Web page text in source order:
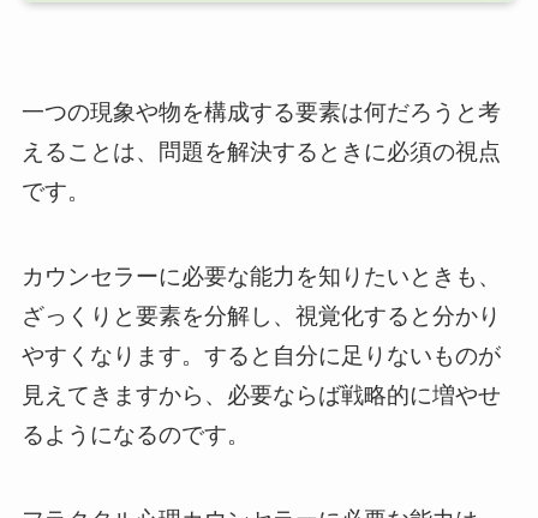
一つの現象や物を構成する要素は何だろうと考
えることは、問題を解決するときに必須の視点
です。
カウンセラーに必要な能力を知りたいときも、
ざっくりと要素を分解し、視覚化すると分かり
やすくなります。すると自分に足りないものが
見えてきますから、必要ならば戦略的に増やせ
るようになるのです。